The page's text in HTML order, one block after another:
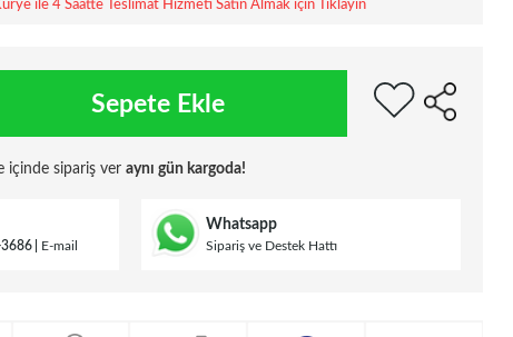
ile 4 Saatte Teslimat Hizmeti Satın Almak için Tıklayın
Sepete Ekle
içinde sipariş ver aynı gün kargoda!
E-mail
Whatsapp
Sipariş ve Destek Hattı